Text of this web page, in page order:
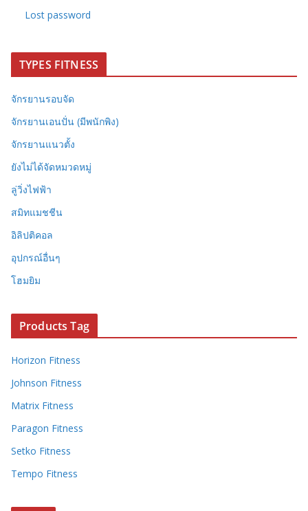
Lost password
TYPES FITNESS
จักรยานรอบจัด
จักรยานเอนปั่น (มีพนักพิง)
จักรยานแนวตั้ง
ยังไม่ได้จัดหมวดหมู่
ลู่วิ่งไฟฟ้า
สมิทแมชชีน
อิลิปติคอล
อุปกรณ์อื่นๆ
โฮมยิม
Products Tag
Horizon Fitness
Johnson Fitness
Matrix Fitness
Paragon Fitness
Setko Fitness
Tempo Fitness